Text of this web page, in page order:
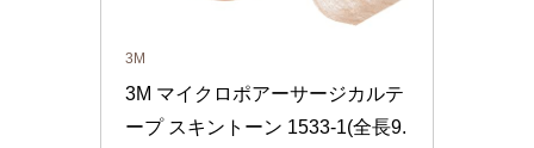
3M
3M マイクロポアーサージカルテ
ープ スキントーン 1533-1(全長9.